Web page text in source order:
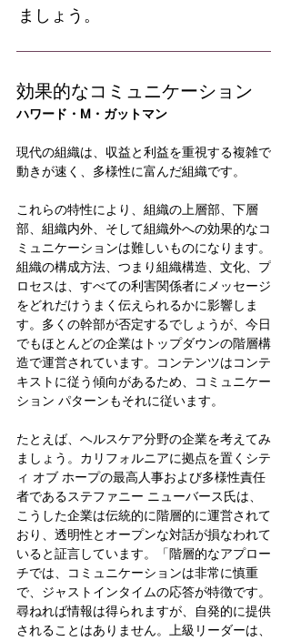
ましょう。
効果的なコミュニケーション
ハワード・M・ガットマン
現代の組織は、収益と利益を重視する複雑で
動きが速く、多様性に富んだ組織です。
これらの特性により、組織の上層部、下層
部、組織内外、そして組織外への効果的なコ
ミュニケーションは難しいものになります。
組織の構成方法、つまり組織構造、文化、プ
ロセスは、すべての利害関係者にメッセージ
をどれだけうまく伝えられるかに影響しま
す。多くの幹部が否定するでしょうが、今日
でもほとんどの企業はトップダウンの階層構
造で運営されています。コンテンツはコンテ
キストに従う傾向があるため、コミュニケー
ション パターンもそれに従います。
たとえば、ヘルスケア分野の企業を考えてみ
ましょう。カリフォルニアに拠点を置くシテ
ィ オブ ホープの最高人事および多様性責任
者であるステファニー ニューバース氏は、
こうした企業は伝統的に階層的に運営されて
おり、透明性とオープンな対話が損なわれて
いると証言しています。「階層的なアプロー
チでは、コミュニケーションは非常に慎重
で、ジャストインタイムの応答が特徴です。
尋ねれば情報は得られますが、自発的に提供
されることはありません。上級リーダーは、